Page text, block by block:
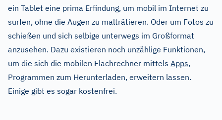
ein Tablet eine prima Erfindung, um mobil im Internet zu
surfen, ohne die Augen zu malträtieren. Oder um Fotos zu
schießen und sich selbige unterwegs im Großformat
anzusehen. Dazu existieren noch unzählige Funktionen,
um die sich die mobilen Flachrechner mittels Apps,
Programmen zum Herunterladen, erweitern lassen.
Einige gibt es sogar kostenfrei.